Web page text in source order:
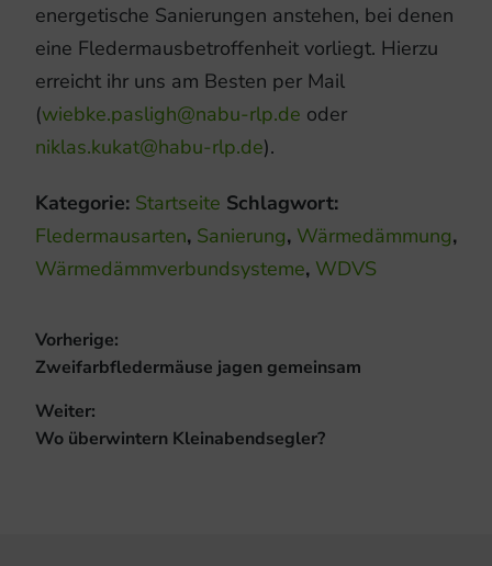
energetische Sanierungen anstehen, bei denen
eine Fledermausbetroffenheit vorliegt. Hierzu
erreicht ihr uns am Besten per Mail
(wiebke.pasligh@nabu-rlp.de oder
niklas.kukat@habu-rlp.de).
Kategorie: Startseite Schlagwort:
Fledermausarten, Sanierung, Wärmedämmung,
Wärmedämmverbundsysteme, WDVS
Beitragsnavigation
Vorherige:
Vorheriger
Zweifarbfledermäuse jagen gemeinsam
Weiter:
Nächster
Wo überwintern Kleinabendsegler?